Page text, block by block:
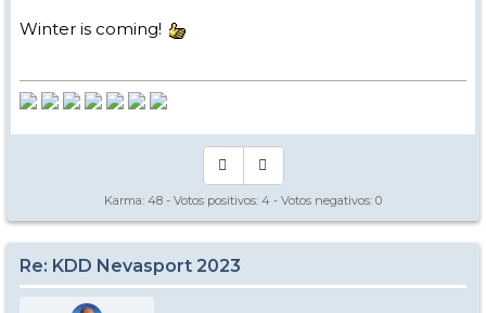
Winter is coming!
Karma: 48 - Votos positivos: 4 - Votos negativos: 0
Re: KDD Nevasport 2023